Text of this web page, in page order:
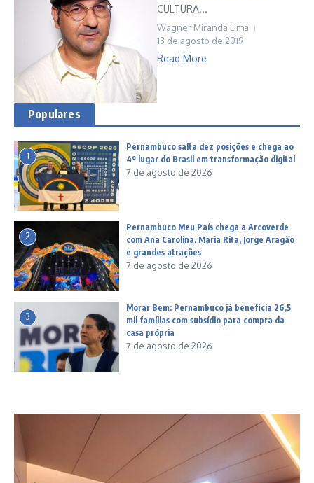
CULTURA...
Wagner Miranda Lima
13 de agosto de 2019
Read More
Populares
1
Pernambuco salta dez posições e chega ao
4º lugar do Brasil em transformação digital
7 de agosto de 2026
2
Pernambuco Meu País chega a Arcoverde
com Ana Carolina, Maria Rita, Jorge Aragão
e grandes atrações
7 de agosto de 2026
3
Morar Bem: Pernambuco já beneficia 26,5
mil famílias com subsídio para compra da
casa própria
7 de agosto de 2026